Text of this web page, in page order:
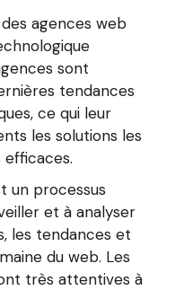
agences web
sont
tendances
ce qui leur
les solutions les
un processus
et à analyser
les tendances et
du web. Les
très attentives à